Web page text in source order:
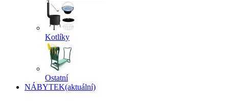
Kotlíky
Ostatní
NÁBYTEK(aktuální)